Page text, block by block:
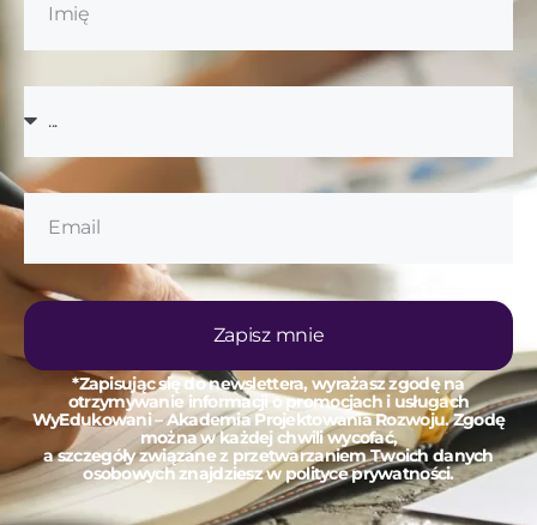
Zapisz mnie
*Zapisując się do newslettera, wyrażasz zgodę na
otrzymywanie informacji o promocjach i usługach
WyEdukowani – Akademia Projektowania Rozwoju. Zgodę
można w każdej chwili wycofać,
a szczegóły związane z przetwarzaniem Twoich danych
osobowych znajdziesz w polityce prywatności.